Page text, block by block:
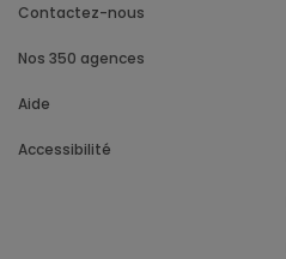
Contactez-nous
Nos 350 agences
Aide
Accessibilité